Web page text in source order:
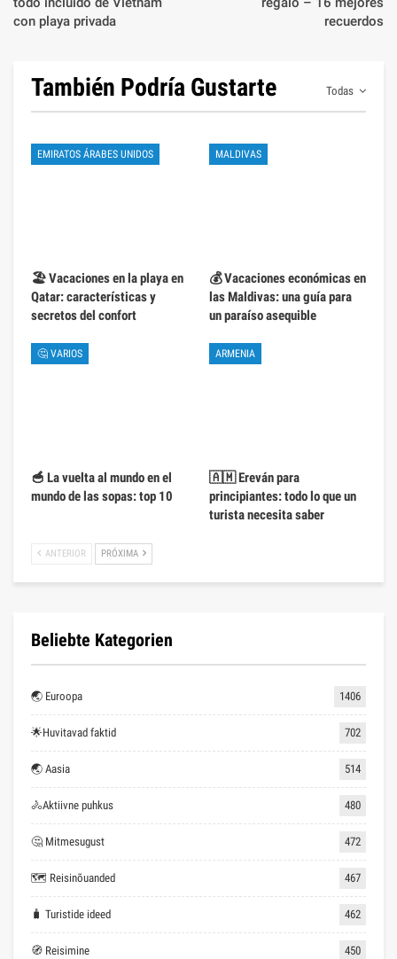
con playa privada
recuerdos
Todas
También Podría Gustarte
EMIRATOS ÁRABES UNIDOS
🏖️ Vacaciones en la playa en
Qatar: características y
secretos del confort
MALDIVAS
💰 Vacaciones económicas en
las Maldivas: una guía para
un paraíso asequible
🤔 VARIOS
🥣 La vuelta al mundo en el
mundo de las sopas: top 10
ARMENIA
🇦🇲 Ereván para
principiantes: todo lo que un
turista necesita saber
ANTERIOR PRÓXIMA
Beliebte Kategorien
🌏 Euroopa 1406
🌟Huvitavad faktid 702
🌏 Aasia 514
🚴Aktiivne puhkus 480
🤔 Mitmesugust 472
🗺 Reisinõuanded 467
🧳 Turistide ideed 462
🧭 Reisimine 450